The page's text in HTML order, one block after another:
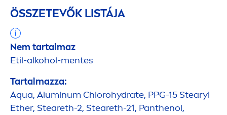
ÖSSZETEVŐK LISTÁJA
Nem tartalmaz
Etil-alkohol-mentes
Tartalmazza:
Aqua, Aluminum Chlorohydrate, PPG-15 Stearyl
Ether, Steareth-2, Steareth-21, Panthenol,